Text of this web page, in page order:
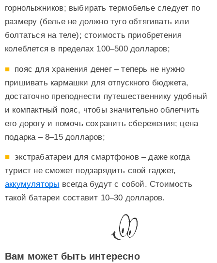
горнолыжников; выбирать термобелье следует по
размеру (белье не должно туго обтягивать или
болтаться на теле); стоимость приобретения
колеблется в пределах 100–500 долларов;
пояс для хранения денег – теперь не нужно
пришивать кармашки для отпускного бюджета,
достаточно преподнести путешественнику удобный
и компактный пояс, чтобы значительно облегчить
его дорогу и помочь сохранить сбережения; цена
подарка – 8–15 долларов;
экстрабатареи для смартфонов – даже когда
турист не сможет подзарядить свой гаджет,
аккумуляторы всегда будут с собой. Стоимость
такой батареи составит 10–30 долларов.
Вам может быть интересно